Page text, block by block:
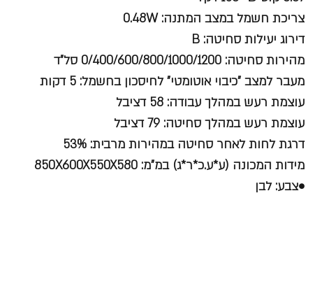
צריכת חשמל במצב המתנה: 0.48W
דירוג יעילות סחיטה: B
מהירות סחיטה: 0/400/600/800/1000/1200 סל"ד
מעבר למצב "כיבוי אוטומטי" לחיסכון בחשמל: 5 דקות
עוצמת רעש במהלך עבודה: 58 דציבל
עוצמת רעש במהלך סחיטה: 79 דציבל
דרגת לחות לאחר סחיטה במהירות מרבית: 53%
מידות המכונה (ע*ע.כ*ר*ג) במ"מ: 850X600X550X580
•צבע: לבן